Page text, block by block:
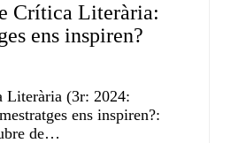
Crítica Literària:
ens inspiren?
Literària (3r: 2024:
ens inspiren?:
de…